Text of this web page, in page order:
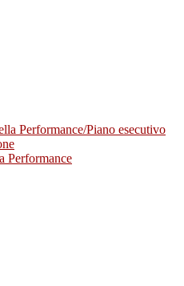
Performance/Piano esecutivo
Performance